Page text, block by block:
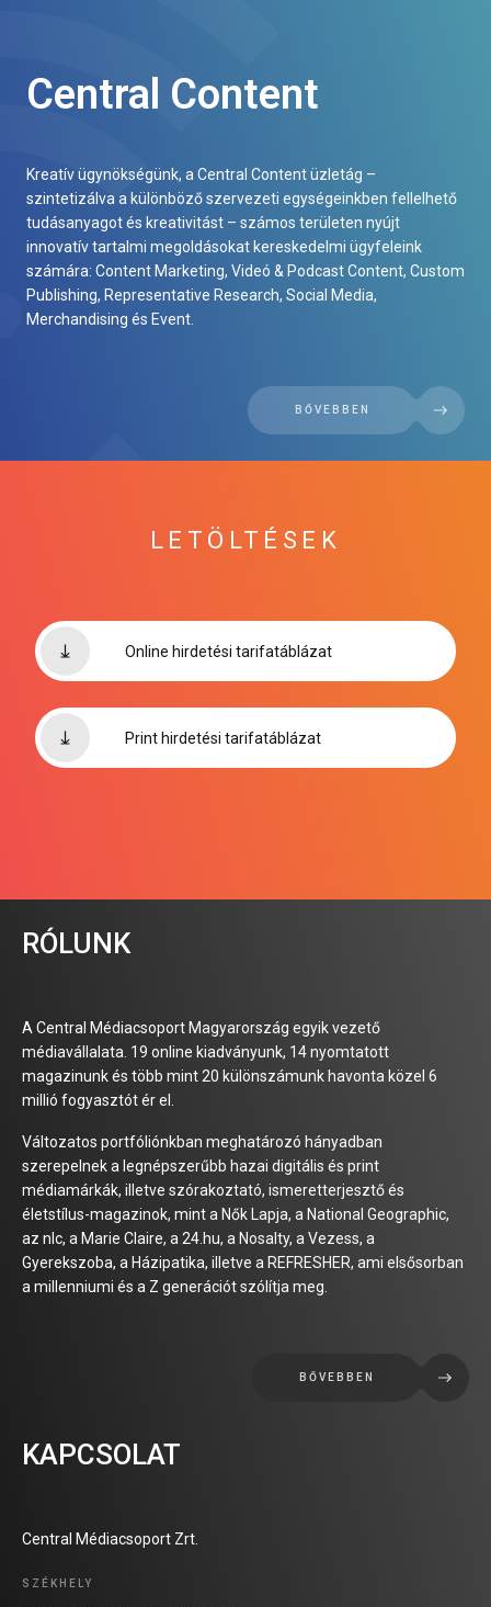
Central Content
Kreatív ügynökségünk, a Central Content üzletág –
szintetizálva a különböző szervezeti egységeinkben fellelhető
tudásanyagot és kreativitást – számos területen nyújt
innovatív tartalmi megoldásokat kereskedelmi ügyfeleink
számára: Content Marketing, Videó & Podcast Content, Custom
Publishing, Representative Research, Social Media,
Merchandising és Event.
BŐVEBBEN
LETÖLTÉSEK
Online hirdetési tarifatáblázat
Print hirdetési tarifatáblázat
RÓLUNK
A Central Médiacsoport Magyarország egyik vezető
médiavállalata. 19 online kiadványunk, 14 nyomtatott
magazinunk és több mint 20 különszámunk havonta közel 6
millió fogyasztót ér el.
Változatos portfóliónkban meghatározó hányadban
szerepelnek a legnépszerűbb hazai digitális és print
médiamárkák, illetve szórakoztató, ismeretterjesztő és
életstílus-magazinok, mint a Nők Lapja, a National Geographic,
az nlc, a Marie Claire, a 24.hu, a Nosalty, a Vezess, a
Gyerekszoba, a Házipatika, illetve a REFRESHER, ami elsősorban
a millenniumi és a Z generációt szólítja meg.
BŐVEBBEN
KAPCSOLAT
Central Médiacsoport Zrt.
SZÉKHELY